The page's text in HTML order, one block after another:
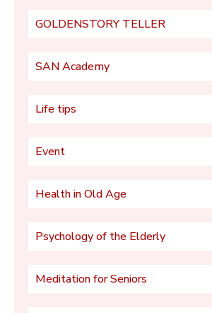
GOLDENSTORY TELLER
SAN Academy
Life tips
Event
Health in Old Age
Psychology of the Elderly
Meditation for Seniors